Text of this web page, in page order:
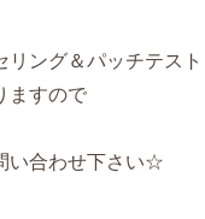
リング＆パッチテスト
ますので
い合わせ下さい☆